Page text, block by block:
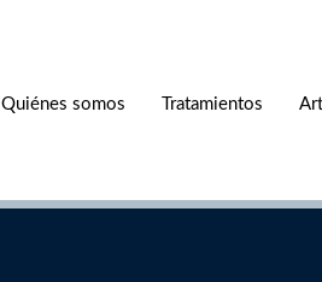
Quiénes somos Tratamientos